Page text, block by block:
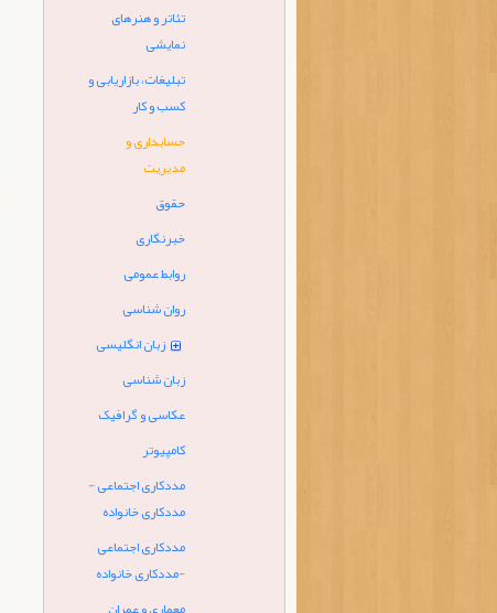
تئاتر و هنرهای
نمایشی
تبلیغات، بازاریابی و
کسب و کار
حسابداری و
مدیریت
حقوق
خبرنگاری
روابط عمومی
روان شناسی
زبان انگلیسی
زبان شناسی
عکاسی و گرافیک
کامپیوتر
مددکاری اجتماعی -
مددکاری خانواده
مددکاری اجتماعی
-مددکاری خانواده